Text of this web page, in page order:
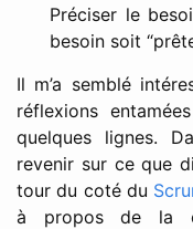
Préciser le
besoin soit
Il m’a semblé
réflexions
quelques lignes.
revenir sur ce que
tour du coté du
à propos de la